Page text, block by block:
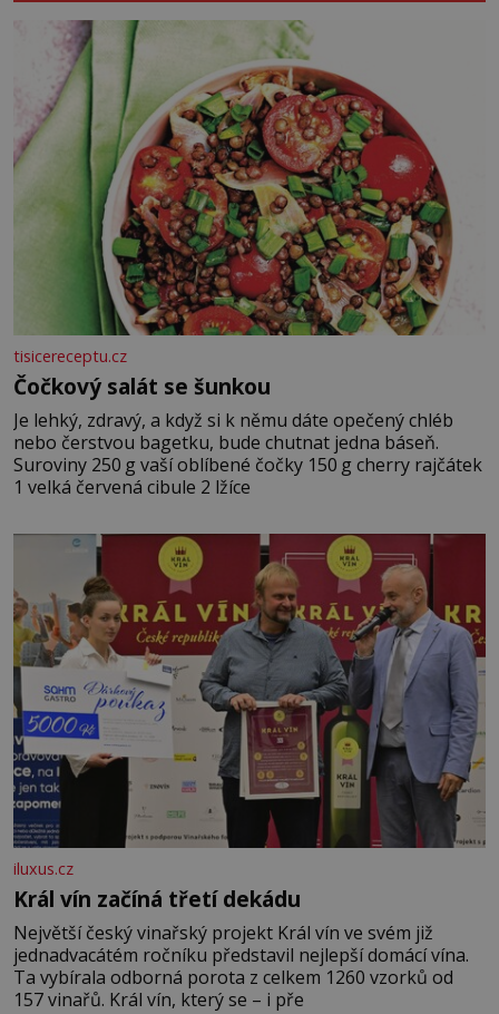
tisicereceptu.cz
Čočkový salát se šunkou
Je lehký, zdravý, a když si k němu dáte opečený chléb
nebo čerstvou bagetku, bude chutnat jedna báseň.
Suroviny 250 g vaší oblíbené čočky 150 g cherry rajčátek
1 velká červená cibule 2 lžíce
iluxus.cz
Král vín začíná třetí dekádu
Největší český vinařský projekt Král vín ve svém již
jednadvacátém ročníku představil nejlepší domácí vína.
Ta vybírala odborná porota z celkem 1260 vzorků od
157 vinařů. Král vín, který se – i pře